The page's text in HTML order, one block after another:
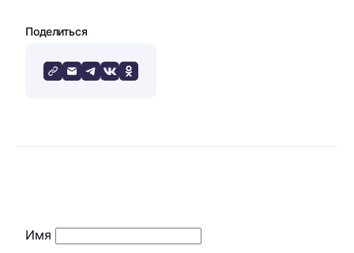
Поделиться
Имя